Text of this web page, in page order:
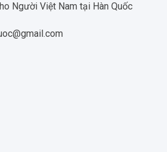
Người Việt Nam tại Hàn Quốc